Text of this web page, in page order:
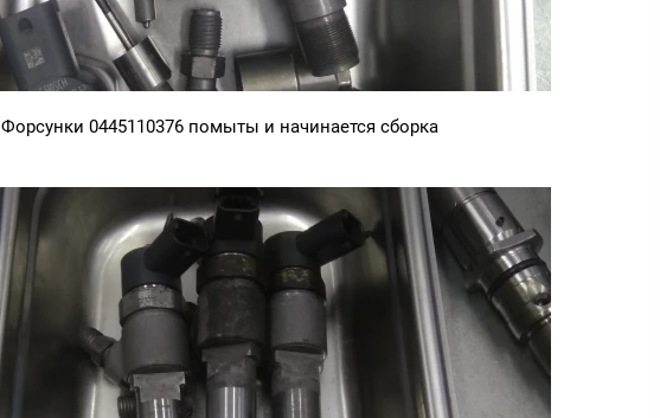
Форсунки 0445110376 помыты и начинается сборка